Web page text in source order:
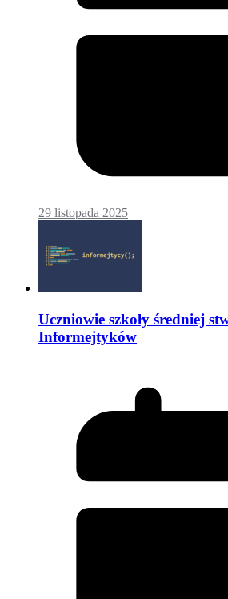
29 listopada 2025
Uczniowie szkoły średniej
Informejtyków